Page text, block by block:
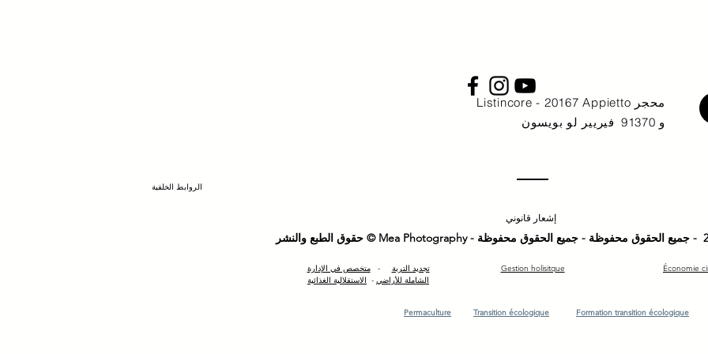
الروابط الخلفية
محجر Listincore - 20167 Appietto
و 91370
فيريير لو بويسون
إشعار قانوني
تجديد التربة -متخصص في الإدارة
الشاملة للأراضي - الاستقلالية الغذائية
Gestion holisitque Économie
Permaculture Transition écologique Formation transition écologique